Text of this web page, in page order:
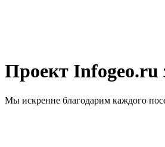
Проект Infogeo.ru
Мы искренне благодарим каждого